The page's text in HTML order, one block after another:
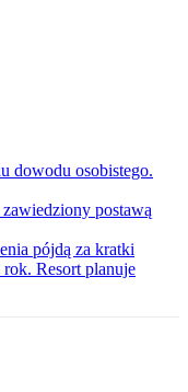
dowodu osobistego.
postawą
pójdą za kratki
Resort planuje